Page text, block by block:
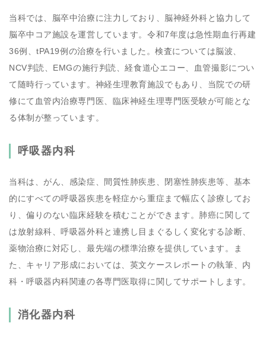
当科では、脳卒中治療に注力しており、脳神経外科と協力して
脳卒中コア施設を運営しています。令和7年度は急性期血行再建
36例、tPA19例の治療を行いました。検査については脳波、
NCV判読、EMGの施行判読、経食道心エコー、血管撮影につい
て随時行っています。神経生理教育施設でもあり、当院での研
修にて血管内治療専門医、臨床神経生理専門医受験が可能とな
る体制が整っています。
呼吸器内科
当科は、がん、感染症、間質性肺疾患、閉塞性肺疾患等、基本
的にすべての呼吸器疾患を軽症から重症まで幅広く診療してお
り、偏りのない臨床経験を積むことができます。肺癌に関して
は放射線科、呼吸器外科と連携し目まぐるしく変化する診断、
薬物治療に対応し、最先端の標準治療を提供しています。ま
た、キャリア形成においては、英文ケースレポートの執筆、内
科・呼吸器内科関連の各専門医取得に関してサポートします。
消化器内科